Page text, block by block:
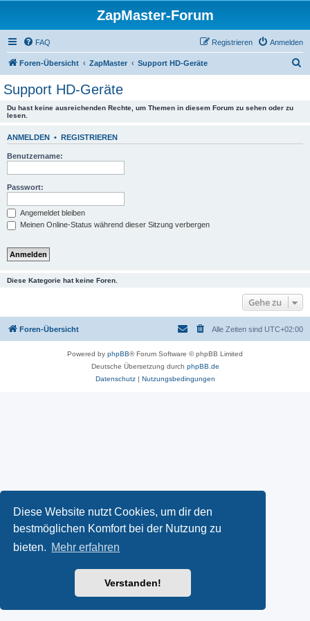
Diese Website nutzt Cookies, um dir den
bestmöglichen Komfort bei der Nutzung zu
bieten. Mehr erfahren
Verstanden!
ZapMaster-Forum
FAQ Anmelden
Registrieren
Foren-Übersicht ZapMaster Support HD-Geräte
Support HD-Geräte
Du hast keine ausreichenden Rechte, um Themen in diesem Forum zu sehen oder zu
lesen.
ANMELDEN • REGISTRIEREN
Benutzername:
Passwort:
Angemeldet bleiben
Meinen Online-Status während dieser Sitzung verbergen
Diese Kategorie hat keine Foren.
Gehe zu
Foren-Übersicht Alle Zeiten sind UTC+02:00
Powered by phpBB® Forum Software © phpBB Limited
Deutsche Übersetzung durch phpBB.de
Datenschutz| Nutzungsbedingungen